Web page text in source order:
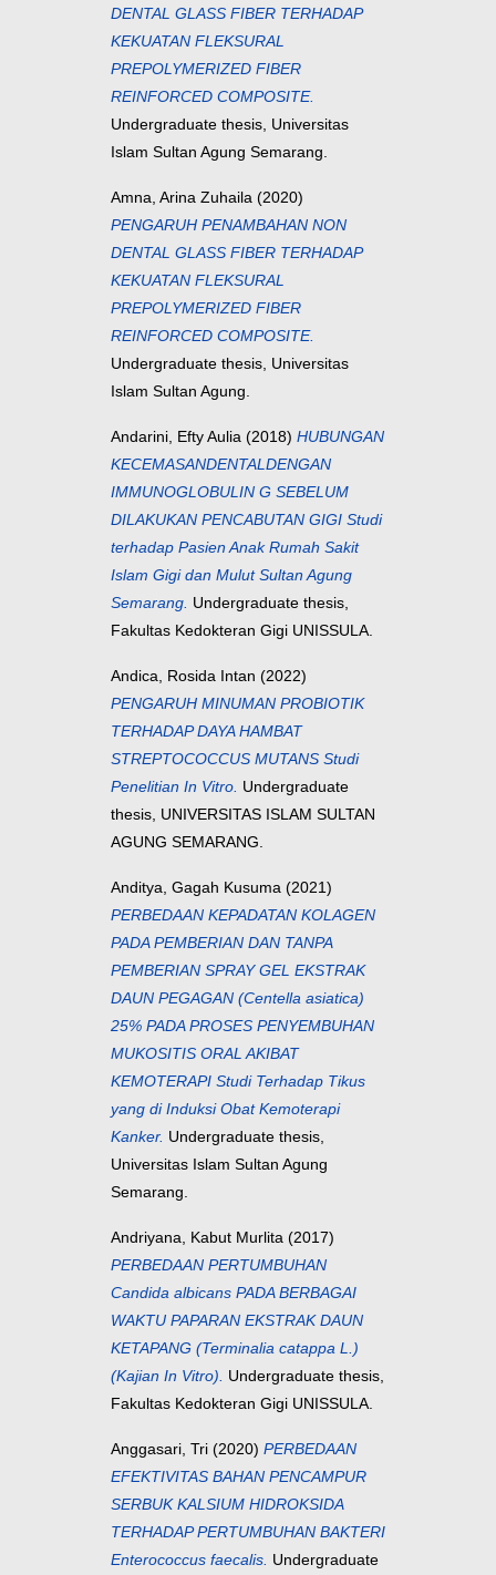
DENTAL GLASS FIBER TERHADAP
KEKUATAN FLEKSURAL
PREPOLYMERIZED FIBER
REINFORCED COMPOSITE.
Undergraduate thesis, Universitas
Islam Sultan Agung Semarang.
Amna, Arina Zuhaila (2020)
PENGARUH PENAMBAHAN NON
DENTAL GLASS FIBER TERHADAP
KEKUATAN FLEKSURAL
PREPOLYMERIZED FIBER
REINFORCED COMPOSITE.
Undergraduate thesis, Universitas
Islam Sultan Agung.
Andarini, Efty Aulia (2018) HUBUNGAN
KECEMASANDENTALDENGAN
IMMUNOGLOBULIN G SEBELUM
DILAKUKAN PENCABUTAN GIGI Studi
terhadap Pasien Anak Rumah Sakit
Islam Gigi dan Mulut Sultan Agung
Semarang. Undergraduate thesis,
Fakultas Kedokteran Gigi UNISSULA.
Andica, Rosida Intan (2022)
PENGARUH MINUMAN PROBIOTIK
TERHADAP DAYA HAMBAT
STREPTOCOCCUS MUTANS Studi
Penelitian In Vitro. Undergraduate
thesis, UNIVERSITAS ISLAM SULTAN
AGUNG SEMARANG.
Anditya, Gagah Kusuma (2021)
PERBEDAAN KEPADATAN KOLAGEN
PADA PEMBERIAN DAN TANPA
PEMBERIAN SPRAY GEL EKSTRAK
DAUN PEGAGAN (Centella asiatica)
25% PADA PROSES PENYEMBUHAN
MUKOSITIS ORAL AKIBAT
KEMOTERAPI Studi Terhadap Tikus
yang di Induksi Obat Kemoterapi
Kanker. Undergraduate thesis,
Universitas Islam Sultan Agung
Semarang.
Andriyana, Kabut Murlita (2017)
PERBEDAAN PERTUMBUHAN
Candida albicans PADA BERBAGAI
WAKTU PAPARAN EKSTRAK DAUN
KETAPANG (Terminalia catappa L.)
(Kajian In Vitro). Undergraduate thesis,
Fakultas Kedokteran Gigi UNISSULA.
Anggasari, Tri (2020) PERBEDAAN
EFEKTIVITAS BAHAN PENCAMPUR
SERBUK KALSIUM HIDROKSIDA
TERHADAP PERTUMBUHAN BAKTERI
Enterococcus faecalis. Undergraduate